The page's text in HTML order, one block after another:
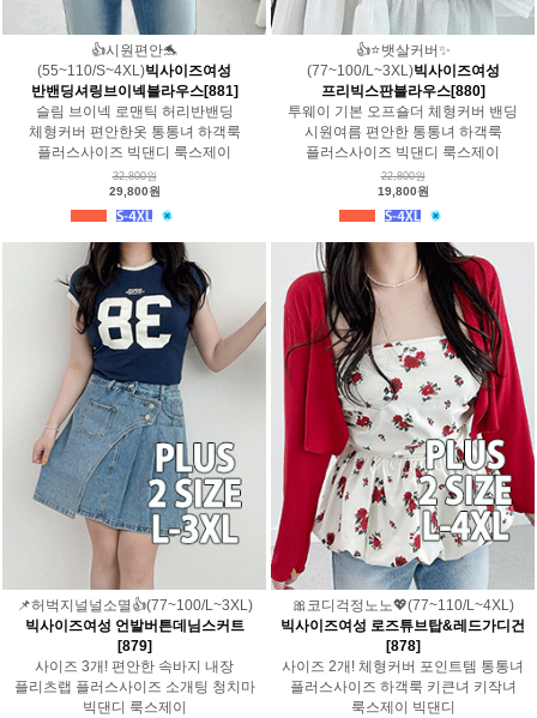
👍시원편안🐬
(55~110/S~4XL)빅사이즈여성
반밴딩셔링브이넥블라우스[881]
슬림 브이넥 로맨틱 허리반밴딩
체형커버 편안한옷 통통녀 하객룩
플러스사이즈 빅댄디 룩스제이
32,800원
29,800원
👍⭐️뱃살커버✨
(77~100/L~3XL)빅사이즈여성
프리빅스판블라우스[880]
투웨이 기본 오프숄더 체형커버 밴딩
시원여름 편안한 통통녀 하객룩
플러스사이즈 빅댄디 룩스제이
22,800원
19,800원
📌허벅지널널소멸👍(77~100/L~3XL)
빅사이즈여성 언발버튼데님스커트
[879]
사이즈 3개! 편안한 속바지 내장
플리츠랩 플러스사이즈 소개팅 청치마
빅댄디 룩스제이
🎀코디걱정노노💖(77~110/L~4XL)
빅사이즈여성 로즈튜브탑&레드가디건
[878]
사이즈 2개! 체형커버 포인트템 통통녀
플러스사이즈 하객룩 키큰녀 키작녀
룩스제이 빅댄디